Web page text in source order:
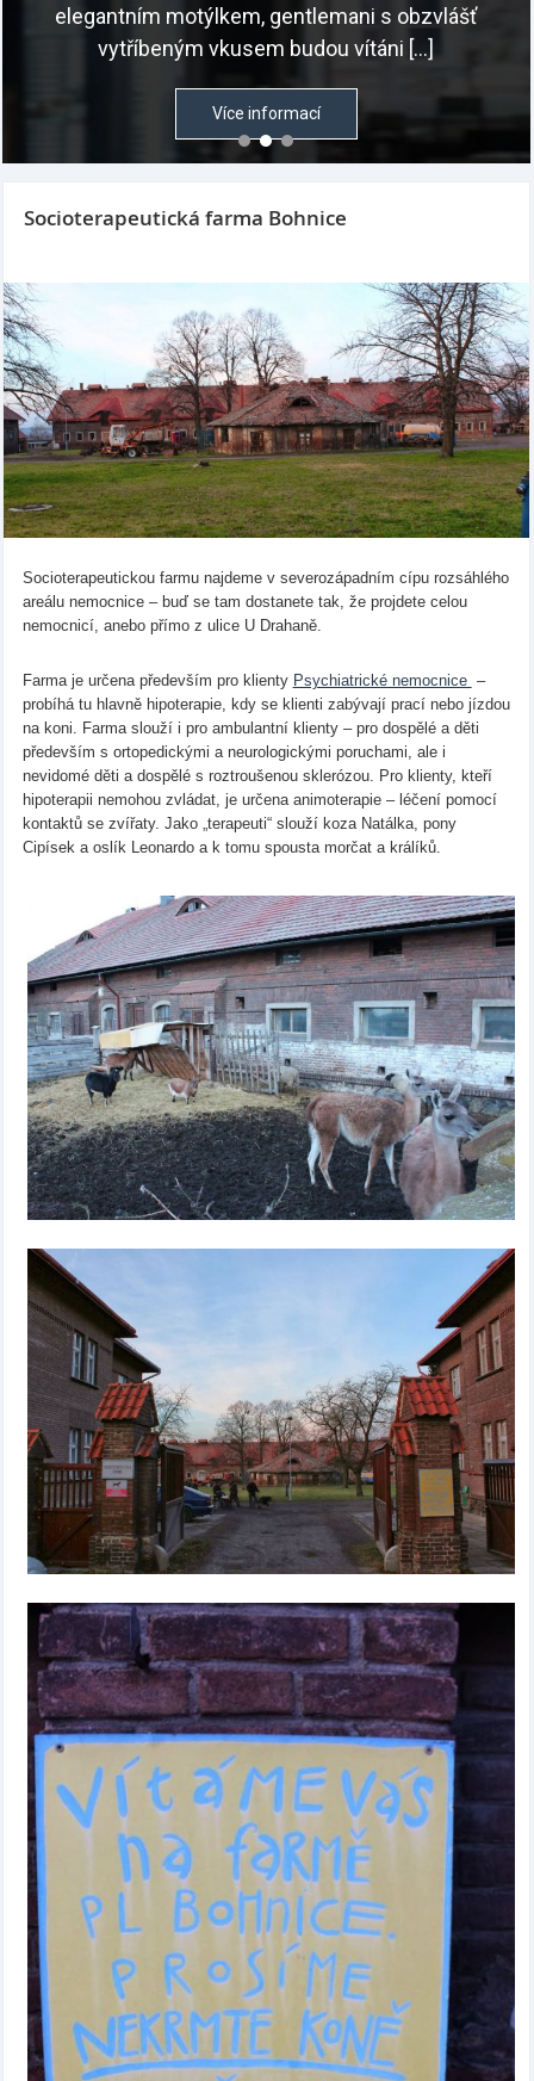
Socioterapeutická farma Bohnice
Socioterapeutickou farmu najdeme v severozápadním cípu rozsáhlého
areálu nemocnice – buď se tam dostanete tak, že projdete celou
nemocnicí, anebo přímo z ulice U Drahaně.
Farma je určena především pro klienty Psychiatrické nemocnice –
probíhá tu hlavně hipoterapie, kdy se klienti zabývají prací nebo jízdou
na koni. Farma slouží i pro ambulantní klienty – pro dospělé a děti
především s ortopedickými a neurologickými poruchami, ale i
nevidomé děti a dospělé s roztroušenou sklerózou. Pro klienty, kteří
hipoterapii nemohou zvládat, je určena animoterapie – léčení pomocí
kontaktů se zvířaty. Jako „terapeuti“ slouží koza Natálka, pony
Cipísek a oslík Leonardo a k tomu spousta morčat a králíků.